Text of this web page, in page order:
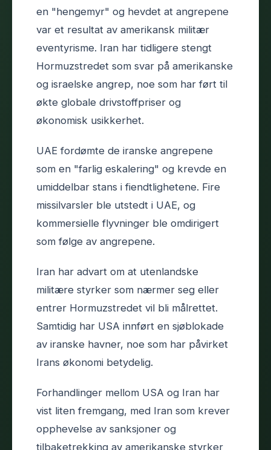
en "hengemyr" og hevdet at angrepene
var et resultat av amerikansk militær
eventyrisme. Iran har tidligere stengt
Hormuzstredet som svar på amerikanske
og israelske angrep, noe som har ført til
økte globale drivstoffpriser og
økonomisk usikkerhet.
UAE fordømte de iranske angrepene
som en "farlig eskalering" og krevde en
umiddelbar stans i fiendtlighetene. Fire
missilvarsler ble utstedt i UAE, og
kommersielle flyvninger ble omdirigert
som følge av angrepene.
Iran har advart om at utenlandske
militære styrker som nærmer seg eller
entrer Hormuzstredet vil bli målrettet.
Samtidig har USA innført en sjøblokade
av iranske havner, noe som har påvirket
Irans økonomi betydelig.
Forhandlinger mellom USA og Iran har
vist liten fremgang, med Iran som krever
opphevelse av sanksjoner og
tilbaketrekking av amerikanske styrker